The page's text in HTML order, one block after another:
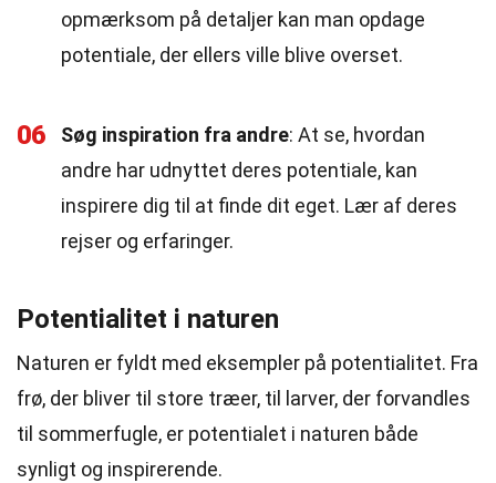
opmærksom på detaljer kan man opdage
potentiale, der ellers ville blive overset.
06 Søg inspiration fra andre: At se, hvordan
andre har udnyttet deres potentiale, kan
inspirere dig til at finde dit eget. Lær af deres
rejser og erfaringer.
Potentialitet i naturen
Naturen er fyldt med eksempler på potentialitet. Fra
frø, der bliver til store træer, til larver, der forvandles
til sommerfugle, er potentialet i naturen både
synligt og inspirerende.